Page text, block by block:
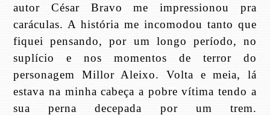
autor César Bravo me impressionou pra
caráculas. A história me incomodou tanto que
fiquei pensando, por um longo período, no
suplício e nos momentos de terror do
personagem Millor Aleixo. Volta e meia, lá
estava na minha cabeça a pobre vítima tendo a
sua perna decepada por um trem.